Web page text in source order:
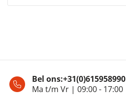
Bel ons:+31(0)615958990
Ma t/m Vr | 09:00 - 17:00